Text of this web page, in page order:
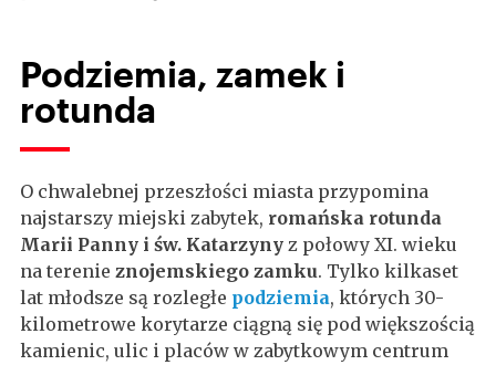
Podziemia, zamek i
rotunda
O chwalebnej przeszłości miasta przypomina
najstarszy miejski zabytek, romańska rotunda
Marii Panny i św. Katarzyny z połowy XI. wieku
na terenie znojemskiego zamku. Tylko kilkaset
lat młodsze są rozległe podziemia, których 30-
kilometrowe korytarze ciągną się pod większością
kamienic, ulic i placów w zabytkowym centrum